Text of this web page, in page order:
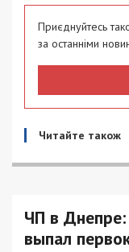
Приєднуйтесь
за останніми
Читайте також
ЧП в Днепре:
выпал